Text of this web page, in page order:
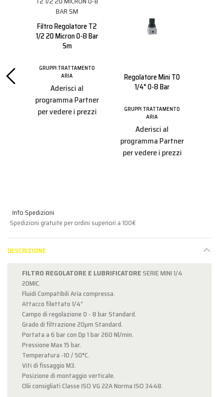
E
Filtro Regolatore T2
1/2 20 Micron 0-8 Bar
Sm
GRUPPI TRATTAMENTO
ARIA
Aderisci al
programma Partner
per vedere i prezzi
Regolatore Mini T0
1/4" 0-8 Bar
GRUPPI TRATTAMENTO
ARIA
Aderisci al
programma Partner
per vedere i prezzi
Info Spedizioni
Spedizioni gratuite per ordini superiori a 100€
DESCRIZIONE
FILTRO REGOLATORE E LUBRIFICATORESERIE MINI 1/4
20MIC.
Fluidi Compatibili Aria compressa.
Attacco filettato 1/4”
Campo di regolazione 0 - 8 bar Standard.
Grado di filtrazione 20µm Standard.
Portata a 6 bar con Dp 1 bar 260 Nl/min.
Pressione Max 15 bar.
Temperatura -10 / 50°C.
Viti di fissaggio M3.
Posizione di montaggio verticale.
Olii consigliati Classe ISO VG 22A Norma ISO 3448.